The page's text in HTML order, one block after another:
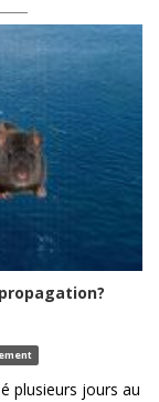
plusieurs jours au